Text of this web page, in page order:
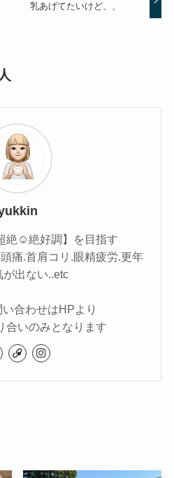
乳あげてたいけど、、
絶☺︎絶好調】を目指す
痛.首肩コリ.眼精疲労.更年
が出ない..etc
合わせはHPより
合いのみとなります